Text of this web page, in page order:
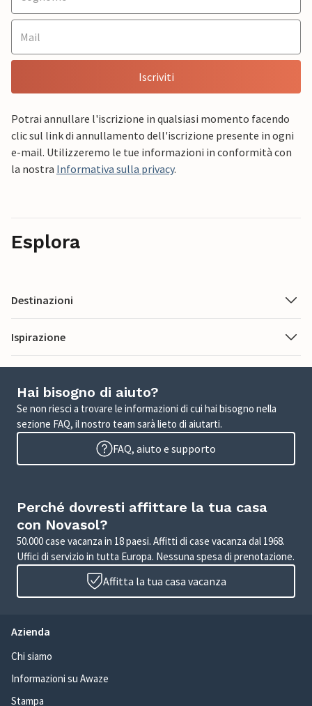
Iscriviti
Potrai annullare l'iscrizione in qualsiasi momento facendo
clic sul link di annullamento dell'iscrizione presente in ogni
e-mail. Utilizzeremo le tue informazioni in conformità con
la nostra Informativa sulla privacy.
Esplora
Destinazioni
Ispirazione
Hai bisogno di aiuto?
Se non riesci a trovare le informazioni di cui hai bisogno nella
sezione FAQ, il nostro team sarà lieto di aiutarti.
FAQ, aiuto e supporto
Perché dovresti affittare la tua casa
con Novasol?
50.000 case vacanza in 18 paesi. Affitti di case vacanza dal 1968.
Uffici di servizio in tutta Europa. Nessuna spesa di prenotazione.
Affitta la tua casa vacanza
Azienda
Chi siamo
Informazioni su Awaze
Stampa